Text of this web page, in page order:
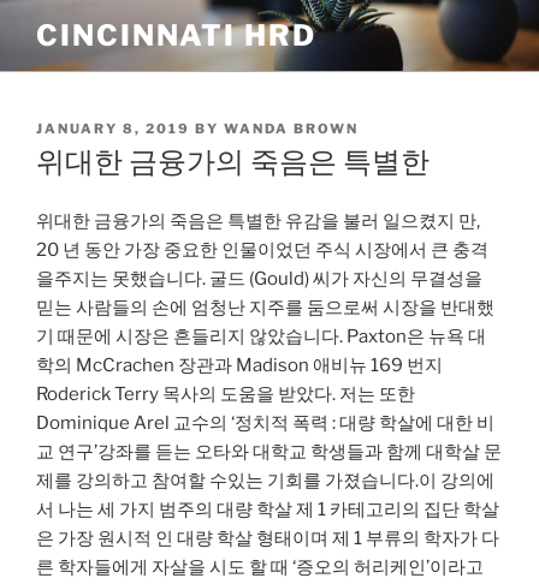
content
CINCINNATI HRD
POSTED
ON
JANUARY 8, 2019 BY WANDA BROWN
위대한 금융가의 죽음은 특별한
위대한 금융가의 죽음은 특별한 유감을 불러 일으켰지 만,
20 년 동안 가장 중요한 인물이었던 주식 시장에서 큰 충격
을주지는 못했습니다. 굴드 (Gould) 씨가 자신의 무결성을
믿는 사람들의 손에 엄청난 지주를 둠으로써 시장을 반대했
기 때문에 시장은 흔들리지 않았습니다. Paxton은 뉴욕 대
학의 McCrachen 장관과 Madison 애비뉴 169 번지
Roderick Terry 목사의 도움을 받았다. 저는 또한
Dominique Arel 교수의 ‘정치적 폭력 : 대량 학살에 대한 비
교 연구’강좌를 듣는 오타와 대학교 학생들과 함께 대학살 문
제를 강의하고 참여할 수있는 기회를 가졌습니다.이 강의에
서 나는 세 가지 범주의 대량 학살 제 1 카테고리의 집단 학살
은 가장 원시적 인 대량 학살 형태이며 제 1 부류의 학자가 다
른 학자들에게 자살을 시도 할 때 ‘증오의 허리케인’이라고